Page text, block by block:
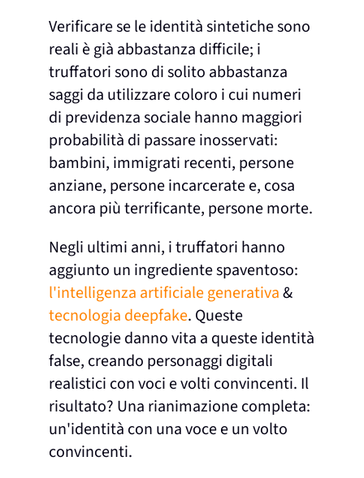
Verificare se le identità sintetiche sono
reali è già abbastanza difficile; i
truffatori sono di solito abbastanza
saggi da utilizzare coloro i cui numeri
di previdenza sociale hanno maggiori
probabilità di passare inosservati:
bambini, immigrati recenti, persone
anziane, persone incarcerate e, cosa
ancora più terrificante, persone morte.
Negli ultimi anni, i truffatori hanno
aggiunto un ingrediente spaventoso:
l'intelligenza artificiale generativa&
tecnologia deepfake. Queste
tecnologie danno vita a queste identità
false, creando personaggi digitali
realistici con voci e volti convincenti. Il
risultato? Una rianimazione completa:
un'identità con una voce e un volto
convincenti.